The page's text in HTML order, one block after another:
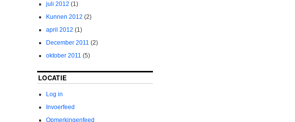
juli 2012 (1)
Kunnen 2012 (2)
april 2012 (1)
December 2011 (2)
oktober 2011 (5)
LOCATIE
Log in
Invoerfeed
Opmerkingenfeed